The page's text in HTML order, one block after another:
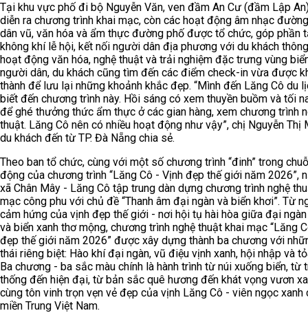
Tại khu vực phố đi bộ Nguyễn Văn, ven đầm An Cư (đầm Lập
diễn ra chương trình khai mạc, còn các hoạt động âm nhạc
dân vũ, văn hóa và ẩm thực đường phố được tổ chức, góp phần
không khí lễ hội, kết nối người dân địa phương với du khách
hoạt động văn hóa, nghệ thuật và trải nghiệm đặc trưng vùng
người dân, du khách cũng tìm đến các điểm check-in vừa được
thành để lưu lại những khoảnh khắc đẹp. “Mình đến Lăng Cô du
biết đến chương trình này. Hồi sáng có xem thuyền buồm và tối
để ghé thưởng thức ẩm thực ở các gian hàng, xem chương trình
thuật. Lăng Cô nên có nhiều hoạt động như vậy”, chị Nguyễn Thị
du khách đến từ TP. Đà Nẵng chia sẻ.
Theo ban tổ chức, cùng với một số chương trình “đinh” trong
động của chương trình “Lăng Cô - Vịnh đẹp thế giới năm 2026”,
xã Chân Mây - Lăng Cô tập trung dàn dựng chương trình nghệ
mạc công phu với chủ đề “Thanh âm đại ngàn và biển khơi”. Từ
cảm hứng của vịnh đẹp thế giới - nơi hội tụ hài hòa giữa đại
và biển xanh thơ mộng, chương trình nghệ thuật khai mạc “Lăng
đẹp thế giới năm 2026” được xây dựng thành ba chương với
thái riêng biệt: Hào khí đại ngàn, vũ điệu vịnh xanh, hội nhập và
Ba chương - ba sắc màu chính là hành trình từ núi xuống biển, từ
thống đến hiện đại, từ bản sắc quê hương đến khát vọng vươn
cùng tôn vinh trọn vẹn vẻ đẹp của vịnh Lăng Cô - viên ngọc xanh
miền Trung Việt Nam.